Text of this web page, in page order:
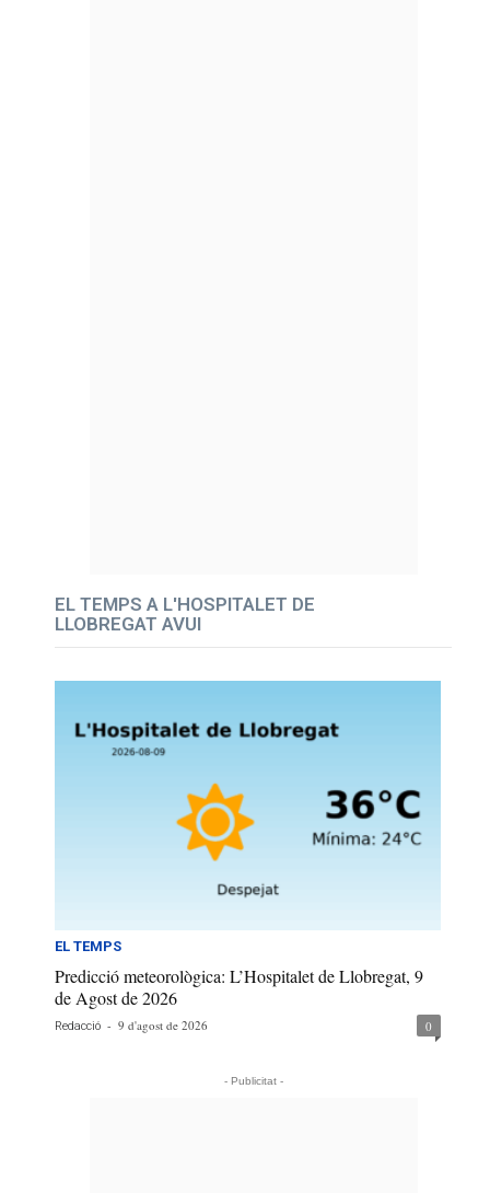
EL TEMPS A L'HOSPITALET DE
LLOBREGAT AVUI
EL TEMPS
Predicció meteorològica: L’Hospitalet de Llobregat, 9
de Agost de 2026
Redacció - 9 d'agost de 2026 0
- Publicitat -